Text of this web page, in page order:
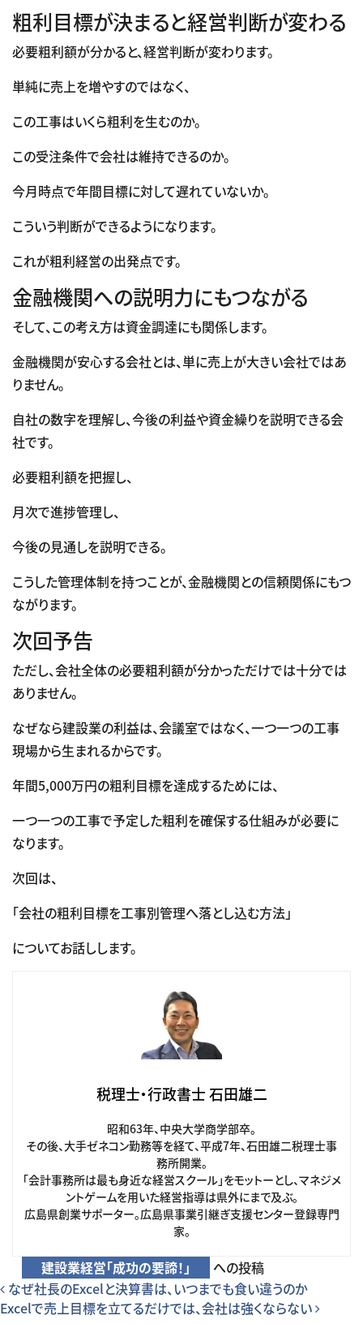
粗利目標が決まると経営判断が変わる
必要粗利額が分かると、経営判断が変わります。
単純に売上を増やすのではなく、
この工事はいくら粗利を生むのか。
この受注条件で会社は維持できるのか。
今月時点で年間目標に対して遅れていないか。
こういう判断ができるようになります。
これが粗利経営の出発点です。
金融機関への説明力にもつながる
そして、この考え方は資金調達にも関係します。
金融機関が安心する会社とは、単に売上が大きい会社ではあ
りません。
自社の数字を理解し、今後の利益や資金繰りを説明できる会
社です。
必要粗利額を把握し、
月次で進捗管理し、
今後の見通しを説明できる。
こうした管理体制を持つことが、金融機関との信頼関係にもつ
ながります。
次回予告
ただし、会社全体の必要粗利額が分かっただけでは十分では
ありません。
なぜなら建設業の利益は、会議室ではなく、一つ一つの工事
現場から生まれるからです。
年間5,000万円の粗利目標を達成するためには、
一つ一つの工事で予定した粗利を確保する仕組みが必要に
なります。
次回は、
「会社の粗利目標を工事別管理へ落とし込む方法」
についてお話しします。
税理士・行政書士 石田雄二
昭和63年、中央大学商学部卒。
その後、大手ゼネコン勤務等を経て、平成7年、石田雄二税理士事
務所開業。
「会計事務所は最も身近な経営スクール」をモットーとし、マネジメ
ントゲームを用いた経営指導は県外にまで及ぶ。
広島県創業サポーター。広島県事業引継ぎ支援センター登録専門
家。
建設業経営「成功の要諦！」 への投稿
投稿ナビゲーション
なぜ社長のExcelと決算書は、いつまでも食い違うのか
Excelで売上目標を立てるだけでは、会社は強くならない